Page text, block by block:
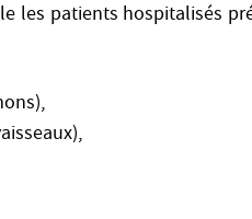
les patients hospitalisés